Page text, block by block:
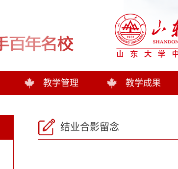
教学管理 教学成果
结业合影留念